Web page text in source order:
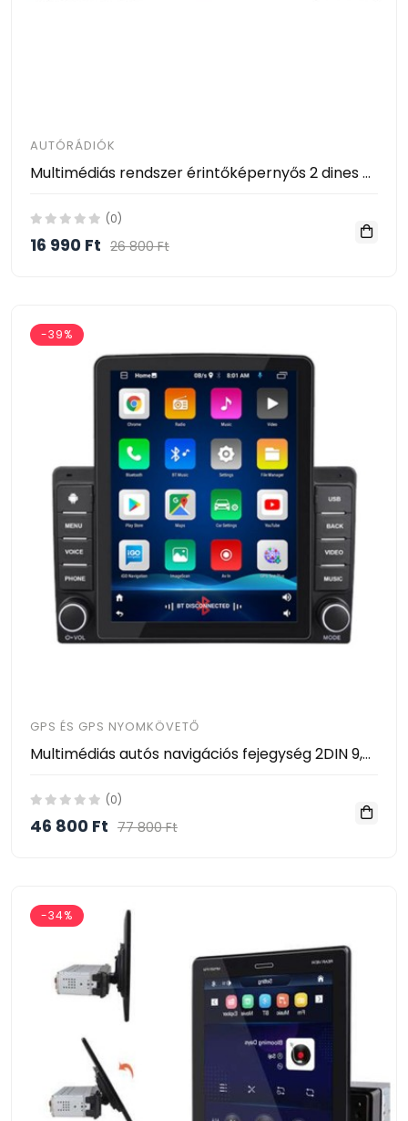
AUTÓRÁDIÓK
Multimédiás rendszer érintőképernyős 2 dines 7018B
(0)
16 990 Ft 26 800 Ft
-39%
GPS ÉS GPS NYOMKÖVETŐ
Multimédiás autós navigációs fejegység 2DIN 9,5" kijelző Android Bluetooth GPS 9580A
(0)
46 800 Ft 77 800 Ft
-34%